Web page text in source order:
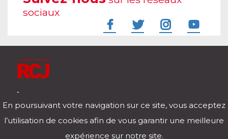
sociaux
Télécharger notre application pour iOs et Android
En poursuivant votre navigation sur ce site, vous acceptez
l’utilisation de cookies afin de vous garantir une meilleure
expérience sur notre site.